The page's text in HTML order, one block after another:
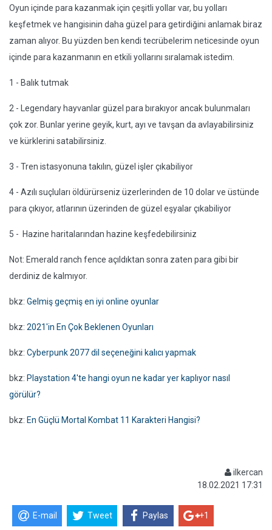
Oyun içinde para kazanmak için çeşitli yollar var, bu yolları
keşfetmek ve hangisinin daha güzel para getirdiğini anlamak biraz
zaman alıyor. Bu yüzden ben kendi tecrübelerim neticesinde oyun
içinde para kazanmanın en etkili yollarını sıralamak istedim.
1 - Balık tutmak
2 - Legendary hayvanlar güzel para bırakıyor ancak bulunmaları
çok zor. Bunlar yerine geyik, kurt, ayı ve tavşan da avlayabilirsiniz
ve kürklerini satabilirsiniz.
3 - Tren istasyonuna takılın, güzel işler çıkabiliyor
4 - Azılı suçluları öldürürseniz üzerlerinden de 10 dolar ve üstünde
para çıkıyor, atlarının üzerinden de güzel eşyalar çıkabiliyor
5 - Hazine haritalarından hazine keşfedebilirsiniz
Not: Emerald ranch fence açıldıktan sonra zaten para gibi bir
derdiniz de kalmıyor.
bkz: Gelmiş geçmiş en iyi online oyunlar
bkz: 2021'in En Çok Beklenen Oyunları
bkz: Cyberpunk 2077 dil seçeneğini kalıcı yapmak
bkz: Playstation 4'te hangi oyun ne kadar yer kaplıyor nasıl
görülür?
bkz: En Güçlü Mortal Kombat 11 Karakteri Hangisi?
ilkercan
18.02.2021 17:31
E-mail Tweet Paylas +1